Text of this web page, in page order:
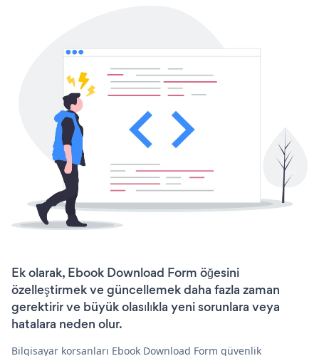
Ek olarak, Ebook Download Form öğesini
özelleştirmek ve güncellemek daha fazla zaman
gerektirir ve büyük olasılıkla yeni sorunlara veya
hatalara neden olur.
Bilgisayar korsanları Ebook Download Form güvenlik